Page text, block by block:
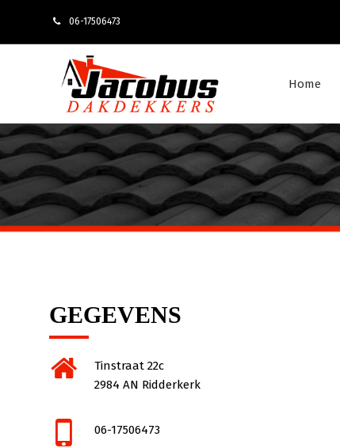
06-17506473
Home
GEGEVENS
Tinstraat 22c
2984 AN Ridderkerk
06-17506473